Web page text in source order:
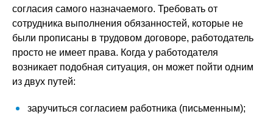
согласия самого назначаемого. Требовать от
сотрудника выполнения обязанностей, которые не
были прописаны в трудовом договоре, работодатель
просто не имеет права. Когда у работодателя
возникает подобная ситуация, он может пойти одним
из двух путей:
заручиться согласием работника (письменным);